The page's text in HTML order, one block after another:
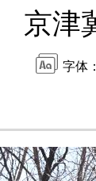
京津
字体：